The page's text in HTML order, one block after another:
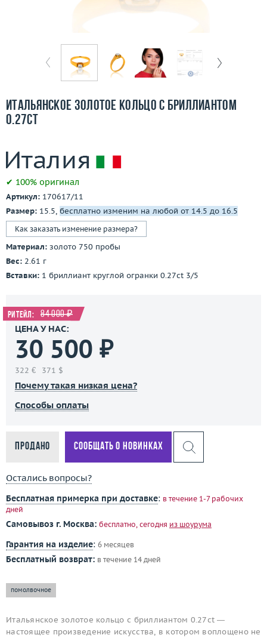
Бесплатная доставка
О компании
Контакты
Итальянское золотое кольцо с бриллиантом
0.27ct
✔ 100% оригинал
Артикул: 170617/11
Размер: 15.5, бесплатно изменим на любой от 14.5 до 16.5
Как заказать изменение размера?
Материал: золото 750 пробы
Вес: 2.61 г
Вставки: 1 бриллиант круглой огранки 0.27ct 3/5
Ритейл: 84 000 ₽
ЦЕНА У НАС:
30 500 ₽
322 € 371 $
Почему такая низкая цена?
Способы оплаты
Продано Сообщать о новинках
Остались вопросы?
Бесплатная примерка при доставке: в течение 1-7 рабочих
дней
Самовывоз г. Москва: бесплатно, сегодня из шоурума
Гарантия на изделие: 6 месяцев
Бесплатный возврат: в течение 14 дней
помолвочное
Итальянское золотое кольцо с бриллиантом 0.27ct —
настоящее произведение искусства, в котором воплощено не